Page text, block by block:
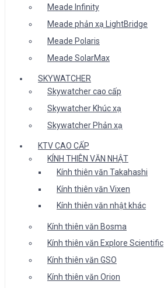
Meade Infinity
Meade phản xạ LightBridge
Meade Polaris
Meade SolarMax
SKYWATCHER
Skywatcher cao cấp
Skywatcher Khúc xạ
Skywatcher Phản xạ
KTV CAO CẤP
KÍNH THIÊN VĂN NHẬT
Kính thiên văn Takahashi
Kính thiên văn Vixen
Kính thiên văn nhật khác
Kính thiên văn Bosma
Kính thiên văn Explore Scientific
Kính thiên văn GSO
Kính thiên văn Orion